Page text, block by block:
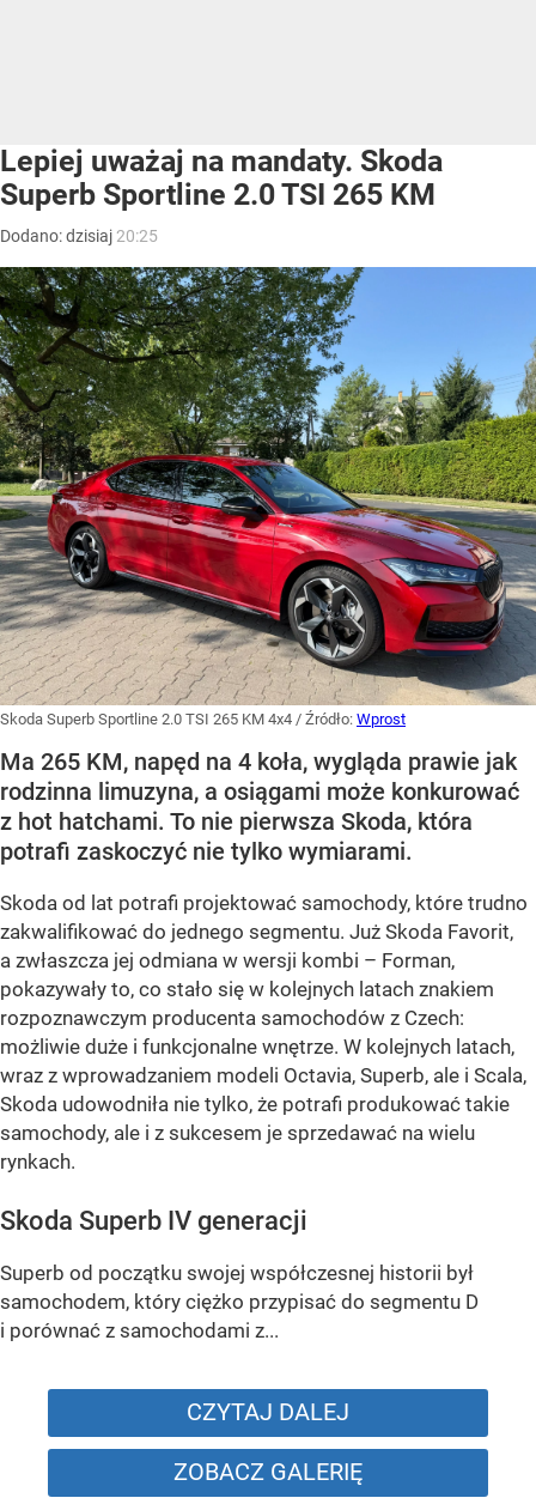
Lepiej uważaj na mandaty. Skoda
Superb Sportline 2.0 TSI 265 KM
Dodano:dzisiaj 20:25
Skoda Superb Sportline 2.0 TSI 265 KM 4x4 / Źródło: Wprost
Ma 265 KM, napęd na 4 koła, wygląda prawie jak
rodzinna limuzyna, a osiągami może konkurować
z hot hatchami. To nie pierwsza Skoda, która
potrafi zaskoczyć nie tylko wymiarami.
Skoda od lat potrafi projektować samochody, które trudno
zakwalifikować do jednego segmentu. Już Skoda Favorit,
a zwłaszcza jej odmiana w wersji kombi – Forman,
pokazywały to, co stało się w kolejnych latach znakiem
rozpoznawczym producenta samochodów z Czech:
możliwie duże i funkcjonalne wnętrze. W kolejnych latach,
wraz z wprowadzaniem modeli Octavia, Superb, ale i Scala,
Skoda udowodniła nie tylko, że potrafi produkować takie
samochody, ale i z sukcesem je sprzedawać na wielu
rynkach.
Skoda Superb IV generacji
Superb od początku swojej współczesnej historii był
samochodem, który ciężko przypisać do segmentu D
i porównać z samochodami z...
CZYTAJ DALEJ
ZOBACZ GALERIĘ